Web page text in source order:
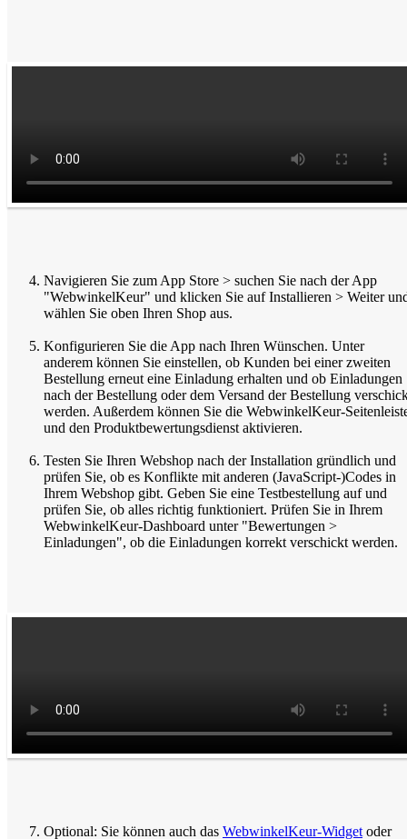
Navigieren Sie zum App Store > suchen Sie nach der App
"WebwinkelKeur" und klicken Sie auf Installieren > Weiter
wählen Sie oben Ihren Shop aus.
Konfigurieren Sie die App nach Ihren Wünschen. Unter
anderem können Sie einstellen, ob Kunden bei einer zweiten
Bestellung erneut eine Einladung erhalten und ob Einladungen
nach der Bestellung oder dem Versand der Bestellung
werden. Außerdem können Sie die WebwinkelKeur-
und den Produktbewertungsdienst aktivieren.
Testen Sie Ihren Webshop nach der Installation gründlich und
prüfen Sie, ob es Konflikte mit anderen (JavaScript-)Codes in
Ihrem Webshop gibt. Geben Sie eine Testbestellung auf und
prüfen Sie, ob alles richtig funktioniert. Prüfen Sie in Ihrem
WebwinkelKeur-Dashboard unter "Bewertungen >
Einladungen", ob die Einladungen korrekt verschickt werden.
Optional: Sie können auch das WebwinkelKeur-Widget oder